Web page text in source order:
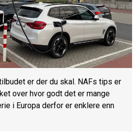
er der du skal. NAFs tips er
over hvor godt det er mange
i Europa derfor er enklere enn